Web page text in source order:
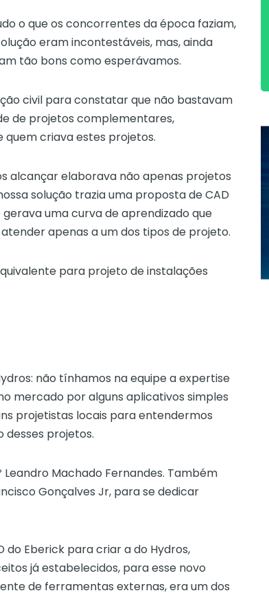
o que os concorrentes da época faziam,
eram incontestáveis, mas, ainda
tão bons como esperávamos.
civil para constatar que não bastavam
de projetos complementares,
criava estes projetos.
alcançar elaborava não apenas projetos
solução trazia uma proposta de CAD
uma curva de aprendizado que
apenas a um dos tipos de projeto.
para projeto de instalações
não tínhamos na equipe a expertise
mercado por alguns aplicativos simples
projetistas locais para entendermos
desses projetos.
Machado Fernandes. Também
Gonçalves Jr, para se dedicar
Eberick para criar a do Hydros,
já estabelecidos, para esse novo
de ferramentas externas, era um dos